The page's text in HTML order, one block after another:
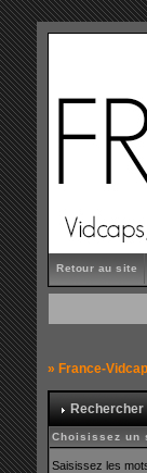
Retour au site
» France-
Choisissez un
Saisissez les